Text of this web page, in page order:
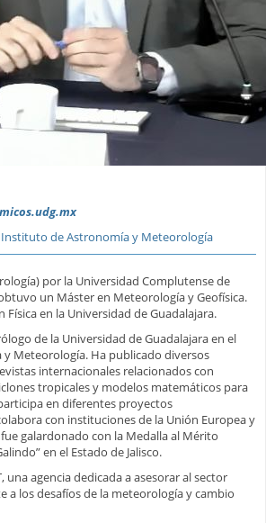
de Astronomía y Meteorología
por la Universidad Complutense de
un Máster en Meteorología y Geofísica.
Física en la Universidad de Guadalajara.
de la Universidad de Guadalajara en el
Meteorología. Ha publicado diversos
internacionales relacionados con
tropicales y modelos matemáticos para
en diferentes proyectos
con instituciones de la Unión Europea y
galardonado con la Medalla al Mérito
en el Estado de Jalisco.
una agencia dedicada a asesorar al sector
a los desafíos de la meteorología y cambio